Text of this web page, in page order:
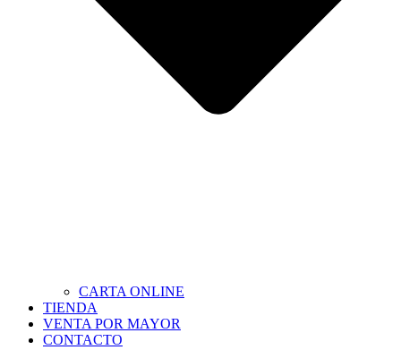
CARTA ONLINE
TIENDA
VENTA POR MAYOR
CONTACTO